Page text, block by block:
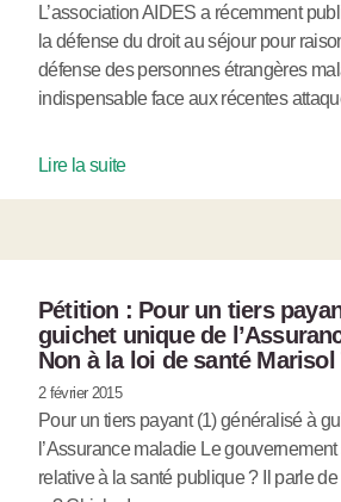
L’association AIDES a récemment
la défense du droit au séjour pour
défense des personnes étrangères
indispensable face aux récentes
Lire la suite
Pétition : Pour un tiers
guichet unique de
Non à la loi de santé Marisol
2 février 2015
Pour un tiers payant (1) généralisé à
l’Assurance maladie Le gouvernement
relative à la santé publique ? Il parle